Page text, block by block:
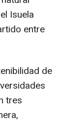
Isuela
entre
de
tres